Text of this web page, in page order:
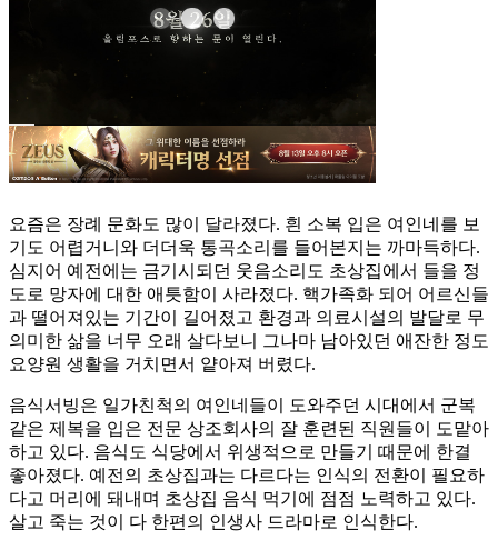
요즘은 장례 문화도 많이 달라졌다. 흰 소복 입은 여인네를 보
기도 어렵거니와 더더욱 통곡소리를 들어본지는 까마득하다.
심지어 예전에는 금기시되던 웃음소리도 초상집에서 들을 정
도로 망자에 대한 애틋함이 사라졌다. 핵가족화 되어 어르신들
과 떨어져있는 기간이 길어졌고 환경과 의료시설의 발달로 무
의미한 삶을 너무 오래 살다보니 그나마 남아있던 애잔한 정도
요양원 생활을 거치면서 얕아져 버렸다.
음식서빙은 일가친척의 여인네들이 도와주던 시대에서 군복
같은 제복을 입은 전문 상조회사의 잘 훈련된 직원들이 도맡아
하고 있다. 음식도 식당에서 위생적으로 만들기 때문에 한결
좋아졌다. 예전의 초상집과는 다르다는 인식의 전환이 필요하
다고 머리에 돼내며 초상집 음식 먹기에 점점 노력하고 있다.
살고 죽는 것이 다 한편의 인생사 드라마로 인식한다.